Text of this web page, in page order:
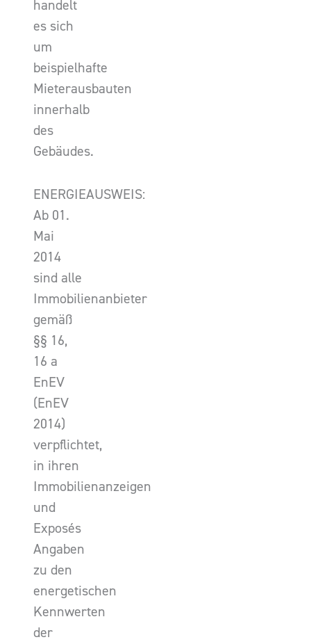
handelt
es sich
um
beispielhafte
Mieterausbauten
innerhalb
des
Gebäudes.
ENERGIEAUSWEIS:
Ab 01.
Mai
2014
sind alle
Immobilienanbieter
gemäß
§§ 16,
16 a
EnEV
(EnEV
2014)
verpflichtet,
in ihren
Immobilienanzeigen
und
Exposés
Angaben
zu den
energetischen
Kennwerten
der